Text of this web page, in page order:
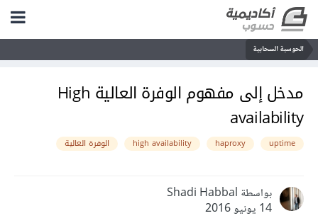
الحوسبة السحابية
مدخل إلى مفهوم الوفرة العالية High
availability
uptime
haproxy
high availability الوفرة العالية
بواسطة Shadi Habbal
14 يونيو 2016